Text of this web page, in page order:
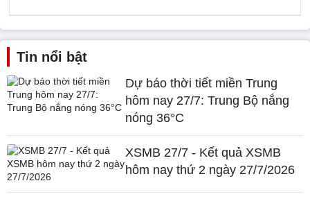
Tin nổi bật
Dự báo thời tiết miền Trung
hôm nay 27/7: Trung Bộ nắng
nóng 36°C
XSMB 27/7 - Kết quả XSMB
hôm nay thứ 2 ngày 27/7/2026